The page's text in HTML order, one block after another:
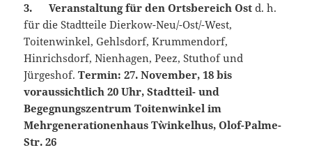
3. Veranstaltung für den Ortsbereich Ost d. h.
für die Stadtteile Dierkow-Neu/-Ost/-West,
Toitenwinkel, Gehlsdorf, Krummendorf,
Hinrichsdorf, Nienhagen, Peez, Stuthof und
Jürgeshof.Termin: 27. November, 18 bis
voraussichtlich 20 Uhr, Stadtteil- und
Begegnungszentrum Toitenwinkel im
Mehrgenerationenhaus T`winkelhus, Olof-Palme-
Str. 26